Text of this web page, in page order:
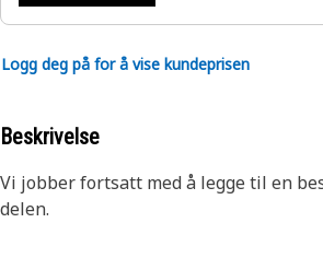
Logg deg på for å vise kundeprisen
Beskrivelse
Vi jobber fortsatt med å legge til en
delen.